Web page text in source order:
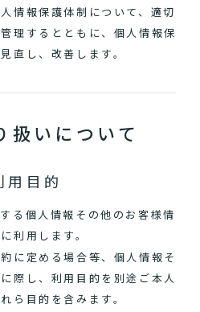
情報保護体制について、適切
理するとともに、個人情報保
直し、改善します。
扱いについて
用目的
る個人情報その他のお客様情
利用します。
に定める場合等、個人情報そ
際し、利用目的を別途ご本人
ら目的を含みます。